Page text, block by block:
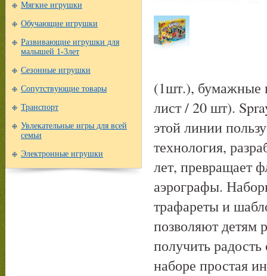
Мягкие игрушки
Обучающие игрушки
Развивающие игрушки для
малышей 1-3лет
Сезонные игрушки
Сопутствующие товары
Транспорт
Увлекательные игры для всей
семьи
Электронные игрушки
(1шт.), бумажные
лист / 20 шт).
этой линии
технология,
лет, превращает
аэрографы.
трафареты и
позволяют детям
получить
наборе простая